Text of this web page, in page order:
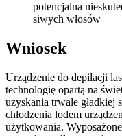
potencjalna
siwych włosów
Wniosek
Urządzenie do depilacji
technologię opartą na
uzyskania trwale gładkiej
chłodzenia lodem
użytkowania.